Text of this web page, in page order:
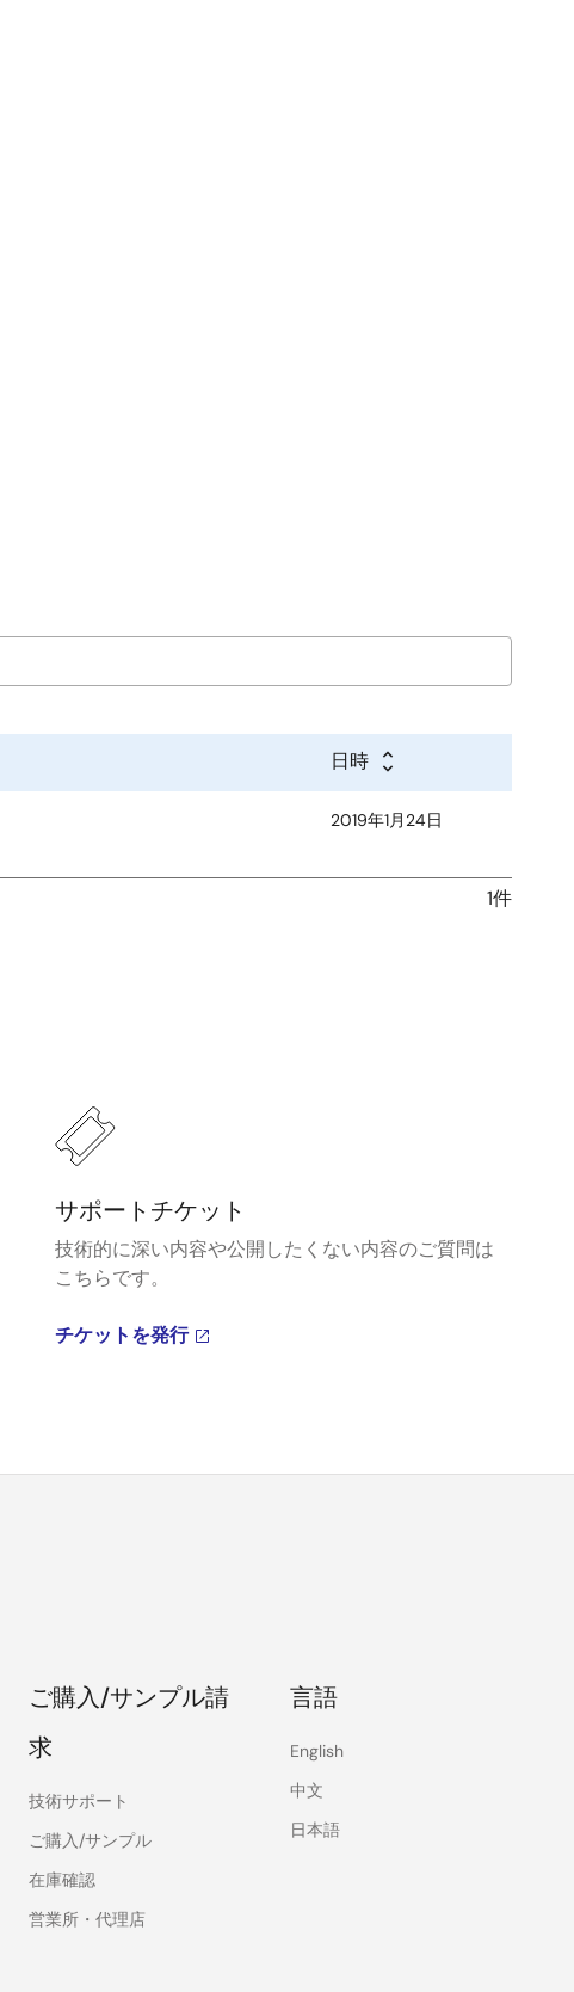
日時
2019年1月24日
1件
サポートチケット
技術的に深い内容や公開したくない内容のご質問は
こちらです。
チケットを発行
ご購入/サンプル請
求
技術サポート
ご購入/サンプル
在庫確認
営業所・代理店
言語
English
中文
日本語